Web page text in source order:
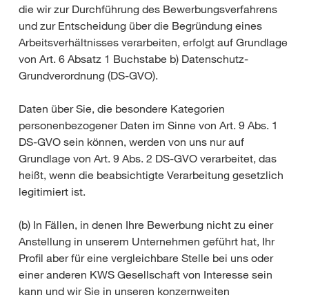
die wir zur Durchführung des Bewerbungsverfahrens
und zur Entscheidung über die Begründung eines
Arbeitsverhältnisses verarbeiten, erfolgt auf Grundlage
von Art. 6 Absatz 1 Buchstabe b) Datenschutz-
Grundverordnung (DS-GVO).
Daten über Sie, die besondere Kategorien
personenbezogener Daten im Sinne von Art. 9 Abs. 1
DS-GVO sein können, werden von uns nur auf
Grundlage von Art. 9 Abs. 2 DS-GVO verarbeitet, das
heißt, wenn die beabsichtigte Verarbeitung gesetzlich
legitimiert ist.
(b) In Fällen, in denen Ihre Bewerbung nicht zu einer
Anstellung in unserem Unternehmen geführt hat, Ihr
Profil aber für eine vergleichbare Stelle bei uns oder
einer anderen KWS Gesellschaft von Interesse sein
kann und wir Sie in unseren konzernweiten